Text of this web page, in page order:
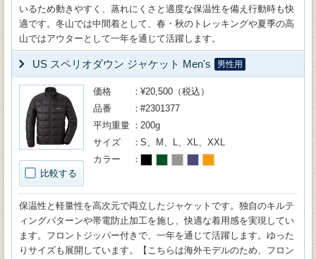
いるため動きやすく、蒸れにくさと適度な保温性を備え行動時も快
適です。冬山では中間着として、春・秋のトレッキングや夏季の高
山ではアウターとして一年を通じて活躍します。
US スペリオダウン ジャケット Men's 男性用
比較する
価格
¥20,500（税込）
品番
#2301377
平均重量
200g
サイズ
S、M、L、XL、XXL
カラー
保温性と軽量性を高次元で両立したジャケットです。独自のキルテ
ィングパターンや帯電防止加工を施し、快適な着用感を実現してい
ます。フロントジッパー付きで、一年を通じて活躍します。ゆった
りサイズも展開しています。【こちらは海外モデルのため、フロン